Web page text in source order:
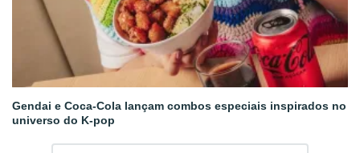
Gendai e Coca-Cola lançam combos especiais inspirados no
universo do K-pop